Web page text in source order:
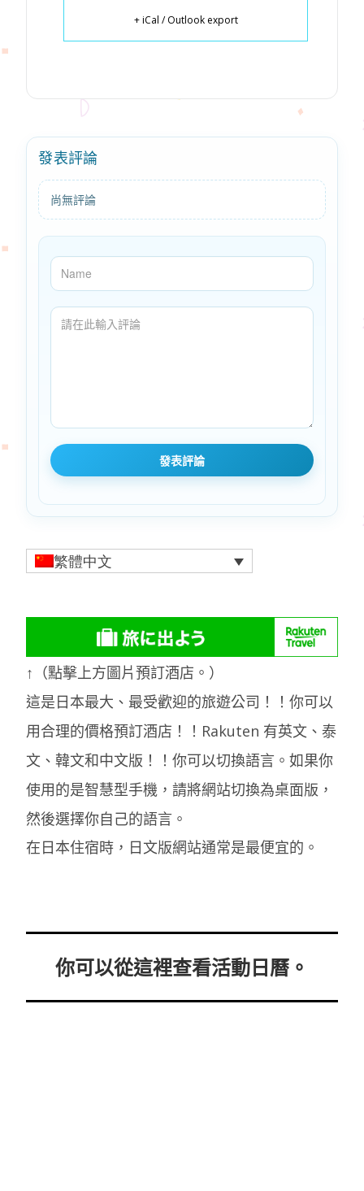
+ iCal / Outlook export
發表評論
尚無評論
繁體中文
↑（點擊上方圖片預訂酒店。）
這是日本最大、最受歡迎的旅遊公司！！你可以
用合理的價格預訂酒店！！Rakuten 有英文、泰
文、韓文和中文版！！你可以切換語言。如果你
使用的是智慧型手機，請將網站切換為桌面版，
然後選擇你自己的語言。
在日本住宿時，日文版網站通常是最便宜的。
你可以從這裡查看活動日曆。